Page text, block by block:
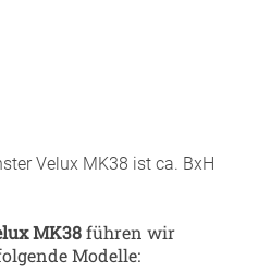
Velux MK38 ist ca. BxH
MK38führen wir
Modelle: